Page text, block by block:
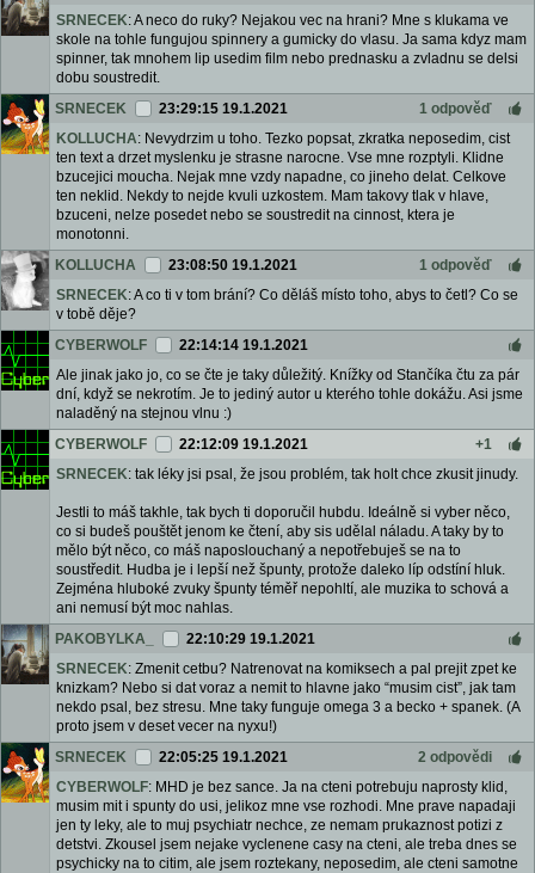
SRNECEK: A neco do ruky? Nejakou vec na hrani? Mne s klukama ve
skole na tohle fungujou spinnery a gumicky do vlasu. Ja sama kdyz mam
spinner, tak mnohem lip usedim film nebo prednasku a zvladnu se delsi
dobu soustredit.
SRNECEK
23:29:15 19.1.2021
1 odpověď
KOLLUCHA: Nevydrzim u toho. Tezko popsat, zkratka neposedim, cist
ten text a drzet myslenku je strasne narocne. Vse mne rozptyli. Klidne
bzucejici moucha. Nejak mne vzdy napadne, co jineho delat. Celkove
ten neklid. Nekdy to nejde kvuli uzkostem. Mam takovy tlak v hlave,
bzuceni, nelze posedet nebo se soustredit na cinnost, ktera je
monotonni.
KOLLUCHA
23:08:50 19.1.2021
1 odpověď
SRNECEK: A co ti v tom brání? Co děláš místo toho, abys to četl? Co se
v tobě děje?
CYBERWOLF
22:14:14 19.1.2021
Ale jinak jako jo, co se čte je taky důležitý. Knížky od Stančíka čtu za pár
dní, když se nekrotím. Je to jediný autor u kterého tohle dokážu. Asi jsme
naladěný na stejnou vlnu :)
CYBERWOLF
22:12:09 19.1.2021
+1
SRNECEK: tak léky jsi psal, že jsou problém, tak holt chce zkusit jinudy.
Jestli to máš takhle, tak bych ti doporučil hubdu. Ideálně si vyber něco,
co si budeš pouštět jenom ke čtení, aby sis udělal náladu. A taky by to
mělo být něco, co máš naposlouchaný a nepotřebuješ se na to
soustředit. Hudba je i lepší než špunty, protože daleko líp odstíní hluk.
Zejména hluboké zvuky špunty téměř nepohltí, ale muzika to schová a
ani nemusí být moc nahlas.
PAKOBYLKA_
22:10:29 19.1.2021
SRNECEK: Zmenit cetbu? Natrenovat na komiksech a pal prejit zpet ke
knizkam? Nebo si dat voraz a nemit to hlavne jako “musim cist”, jak tam
nekdo psal, bez stresu. Mne taky funguje omega 3 a becko + spanek. (A
proto jsem v deset vecer na nyxu!)
SRNECEK
22:05:25 19.1.2021
2 odpovědi
CYBERWOLF: MHD je bez sance. Ja na cteni potrebuju naprosty klid,
musim mit i spunty do usi, jelikoz mne vse rozhodi. Mne prave napadaji
jen ty leky, ale to muj psychiatr nechce, ze nemam prukaznost potizi z
detstvi. Zkousel jsem nejake vyclenene casy na cteni, ale treba dnes se
psychicky na to citim, ale jsem roztekany, neposedim, ale cteni samotne